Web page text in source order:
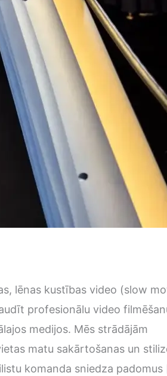
lēnas kustības video (slow
profesionālu video
medijos. Mēs strādājām
matu sakārtošanas un
komanda sniedza